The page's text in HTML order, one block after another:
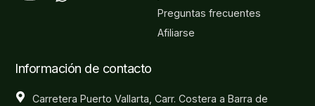
Preguntas frecuentes
Afiliarse
Información de contacto
Carretera Puerto Vallarta, Carr. Costera a Barra de